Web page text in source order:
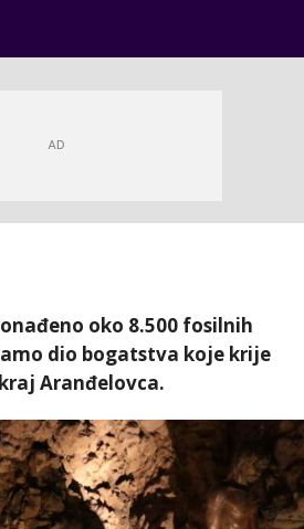
oko 8.500 fosilnih
dio bogatstva koje krije
Aranđelovca.